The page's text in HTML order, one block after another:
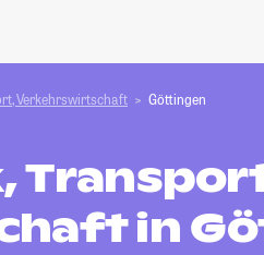
Verkehrswirtschaft Göttingen
in